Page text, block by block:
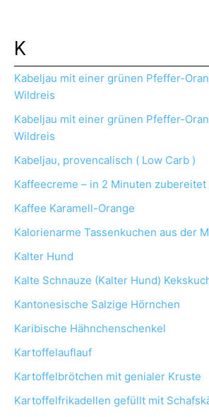
K
Kabeljau mit einer grünen Pfeffer-
Wildreis
Kabeljau mit einer grünen Pfeffer-
Wildreis
Kabeljau, provencalisch ( Low Carb )
Kaffeecreme – in 2 Minuten zubereitet
Kaffee Karamell-Orange
Kalorienarme Tassenkuchen aus der
Kalter Hund
Kalte Schnauze (Kalter Hund)
Kantonesische Salzige Hörnchen
Karibische Hähnchenschenkel
Kartoffelauflauf
Kartoffelbrötchen mit genialer Kruste
Kartoffelfrikadellen gefüllt mit